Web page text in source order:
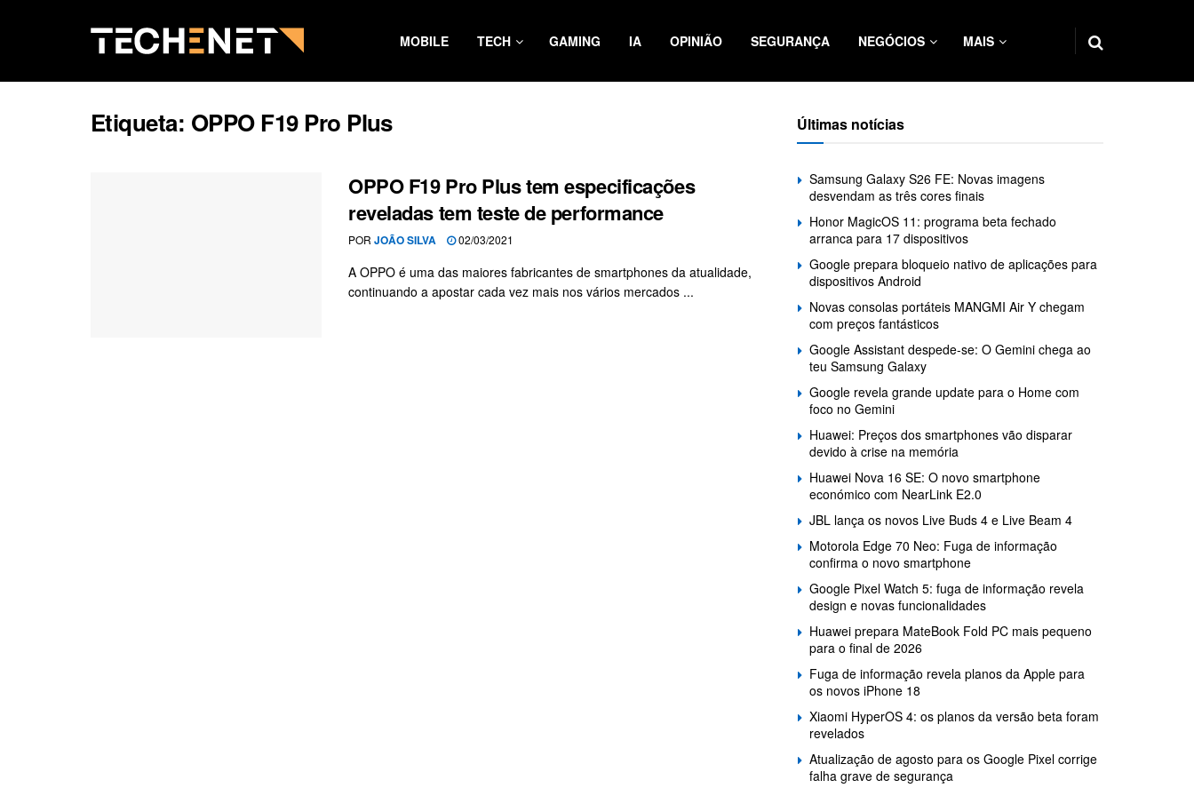
MOBILE TECH GAMING IA OPINIÃO SEGURANÇA NEGÓCIOS MAIS
Etiqueta: OPPO F19 Pro Plus
OPPO F19 Pro Plus tem especificações
reveladas tem teste de performance
POR JOÃO SILVA 02/03/2021
A OPPO é uma das maiores fabricantes de smartphones da atualidade,
continuando a apostar cada vez mais nos vários mercados ...
Últimas notícias
Samsung Galaxy S26 FE: Novas imagens
desvendam as três cores finais
Honor MagicOS 11: programa beta fechado
arranca para 17 dispositivos
Google prepara bloqueio nativo de aplicações para
dispositivos Android
Novas consolas portáteis MANGMI Air Y chegam
com preços fantásticos
Google Assistant despede-se: O Gemini chega ao
teu Samsung Galaxy
Google revela grande update para o Home com
foco no Gemini
Huawei: Preços dos smartphones vão disparar
devido à crise na memória
Huawei Nova 16 SE: O novo smartphone
económico com NearLink E2.0
JBL lança os novos Live Buds 4 e Live Beam 4
Motorola Edge 70 Neo: Fuga de informação
confirma o novo smartphone
Google Pixel Watch 5: fuga de informação revela
design e novas funcionalidades
Huawei prepara MateBook Fold PC mais pequeno
para o final de 2026
Fuga de informação revela planos da Apple para
os novos iPhone 18
Xiaomi HyperOS 4: os planos da versão beta foram
revelados
Atualização de agosto para os Google Pixel corrige
falha grave de segurança